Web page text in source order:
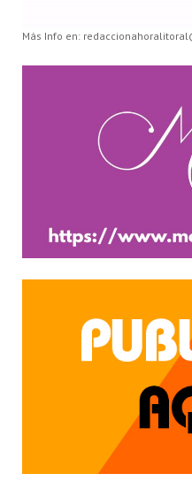
Más Info en: